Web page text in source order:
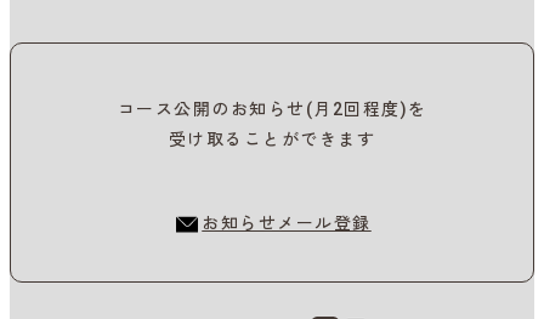
コース公開のお知らせ(月2回程度)を
受け取ることができます
お知らせメール登録